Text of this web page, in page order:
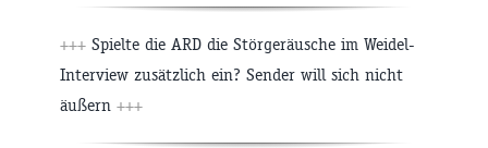
+++ Spielte die ARD die Störgeräusche im Weidel-
Interview zusätzlich ein? Sender will sich nicht
äußern +++